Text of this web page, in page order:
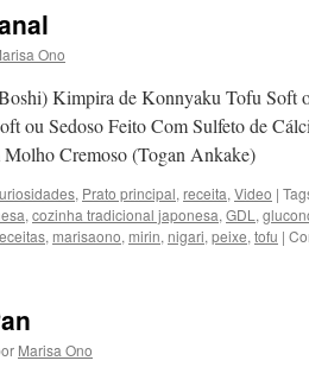
Ono
Kimpira de Konnyaku Tofu Soft
ou Sedoso Feito Com Sulfeto de
Cremoso (Togan Ankake)
, Prato principal, receita, Video |
, cozinha tradicional japonesa, GDL ,
, marisaono, mirin, nigari, peixe, tofu |
Marisa Ono